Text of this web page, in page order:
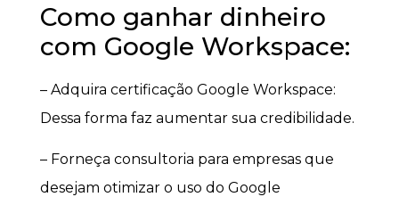
Como ganhar dinheiro
com Google Workspace:
– Adquira certificação Google Workspace:
Dessa forma faz aumentar sua credibilidade.
– Forneça consultoria para empresas que
desejam otimizar o uso do Google